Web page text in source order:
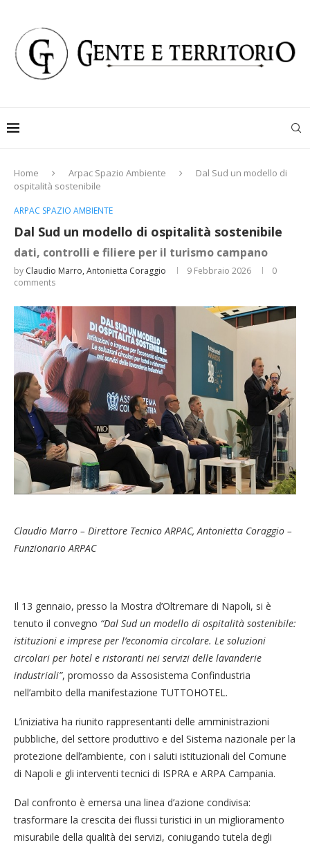
Home Arpac Spazio Ambiente
Dal Sud un modello di
ospitalità sostenibile
ARPAC SPAZIO AMBIENTE
Dal Sud un modello di ospitalità sostenibile
dati, controlli e filiere per il turismo campano
by Claudio Marro, Antonietta Coraggio 9 Febbraio 2026
0
comments
Claudio Marro – Direttore Tecnico ARPAC, Antonietta Coraggio –
Funzionario ARPAC
Il 13 gennaio, presso la Mostra d’Oltremare di Napoli, si è
tenuto il convegno “Dal Sud un modello di ospitalità sostenibile:
istituzioni e imprese per l’economia circolare. Le soluzioni
circolari per hotel e ristoranti nei servizi delle lavanderie
industriali”, promosso da Assosistema Confindustria
nell’ambito della manifestazione TUTTOHOTEL.
L’iniziativa ha riunito rappresentanti delle amministrazioni
pubbliche, del settore produttivo e del Sistema nazionale per la
protezione dell’ambiente, con i saluti istituzionali del Comune
di Napoli e gli interventi tecnici di ISPRA e ARPA Campania.
Dal confronto è emersa una linea d’azione condivisa:
trasformare la crescita dei flussi turistici in un miglioramento
misurabile della qualità dei servizi, coniugando tutela degli